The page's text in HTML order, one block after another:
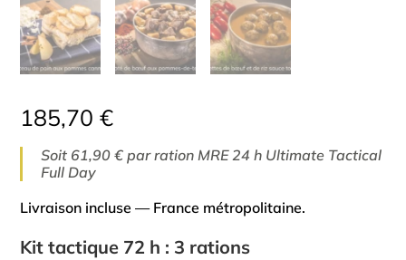
185,70€
Soit 61,90 € par ration MRE 24 h Ultimate Tactical
Full Day
Livraison incluse — France métropolitaine.
Kit tactique 72 h : 3 rations